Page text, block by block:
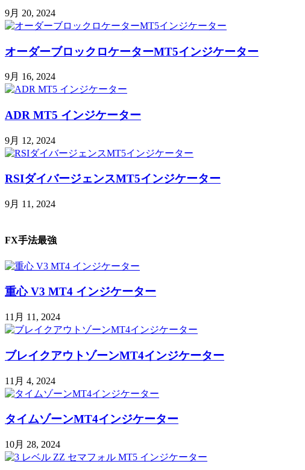
9月 20, 2024
オーダーブロックロケーターMT5インジケーター
9月 16, 2024
ADR MT5 インジケーター
9月 12, 2024
RSIダイバージェンスMT5インジケーター
9月 11, 2024
FX手法最強
重心 V3 MT4 インジケーター
11月 11, 2024
ブレイクアウトゾーンMT4インジケーター
11月 4, 2024
タイムゾーンMT4インジケーター
10月 28, 2024